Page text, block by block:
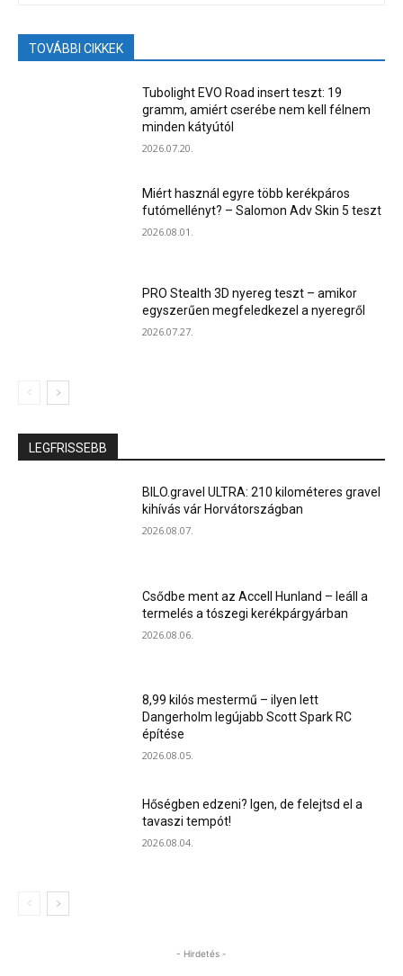
TOVÁBBI CIKKEK
Tubolight EVO Road insert teszt: 19
gramm, amiért cserébe nem kell félnem
minden kátyútól
2026.07.20.
Miért használ egyre több kerékpáros
futómellényt? – Salomon Adv Skin 5 teszt
2026.08.01.
PRO Stealth 3D nyereg teszt – amikor
egyszerűen megfeledkezel a nyeregről
2026.07.27.
LEGFRISSEBB
BILO.gravel ULTRA: 210 kilométeres gravel
kihívás vár Horvátországban
2026.08.07.
Csődbe ment az Accell Hunland – leáll a
termelés a tószegi kerékpárgyárban
2026.08.06.
8,99 kilós mestermű – ilyen lett
Dangerholm legújabb Scott Spark RC
építése
2026.08.05.
Hőségben edzeni? Igen, de felejtsd el a
tavaszi tempót!
2026.08.04.
- Hirdetés -